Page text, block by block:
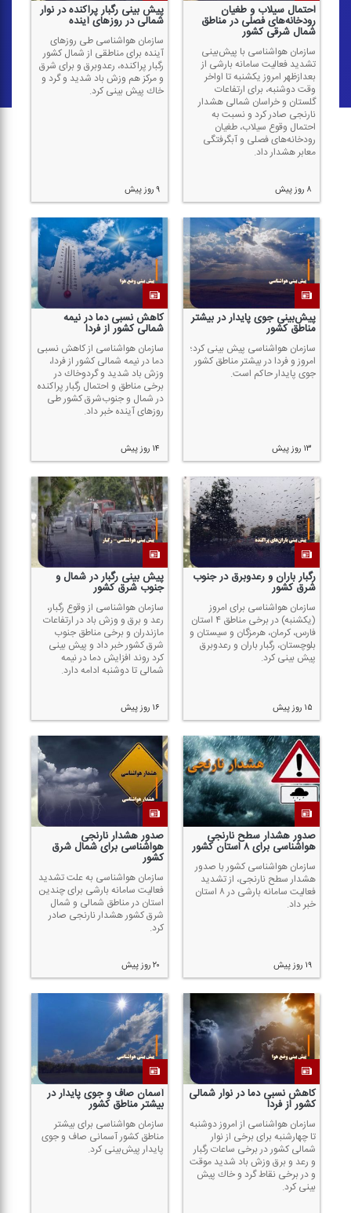
احتمال سیلاب و طغیان
رودخانه‌های فصلی در مناطق
شمال شرقی كشور
سازمان هواشناسی با پیش‌بینی
تشدید فعالیت سامانه بارشی از
بعدازظهر امروز یكشنبه تا اواخر
وقت دوشنبه، برای ارتفاعات
گلستان و خراسان شمالی هشدار
نارنجی صادر كرد و نسبت به
احتمال وقوع سیلاب، طغیان
رودخانه‌های فصلی و آبگرفتگی
معابر هشدار داد.
۸ روز پیش
پیش بینی رگبار پراكنده در نوار
شمالی در روز‌های آینده
سازمان هواشناسی طی روز‌های
آینده برای مناطقی از شمال كشور
رگبار پراكنده، رعدوبرق و برای شرق
و مركز هم وزش باد شدید و گرد و
خاك پیش بینی كرد.
۹ روز پیش
پیش‌بینی جوی پایدار در بیشتر
مناطق كشور
سازمان هواشناسی پیش بینی كرد؛
امروز و فردا در بیشتر مناطق كشور
جوی پایدار حاكم است.
۱۳ روز پیش
كاهش نسبی دما در نیمه
شمالی كشور از فردا
سازمان هواشناسی از كاهش نسبی
دما در نیمه شمالی كشور از فردا،
وزش باد شدید و گردوخاك در
برخی مناطق و احتمال رگبار پراكنده
در شمال و جنوب‌شرق كشور طی
روز‌های آینده خبر داد.
۱۴ روز پیش
رگبار باران و رعدوبرق در جنوب
شرق كشور
سازمان هواشناسی برای امروز
(یكشنبه) در برخی مناطق ۴ استان
فارس، كرمان، هرمزگان و سیستان و
بلوچستان، رگبار باران و رعدوبرق
پیش بینی كرد.
۱۵ روز پیش
پیش بینی رگبار در شمال و
جنوب شرق كشور
سازمان هواشناسی از وقوع رگبار،
رعد و برق و وزش باد در ارتفاعات
مازندران و برخی مناطق جنوب
شرق كشور خبر داد و پیش بینی
كرد روند افزایش دما در نیمه
شمالی تا دوشنبه ادامه دارد.
۱۶ روز پیش
صدور هشدار سطح نارنجی
هواشناسی برای ۸ استان كشور
سازمان هواشناسی كشور با صدور
هشدار سطح نارنجی، از تشدید
فعالیت سامانه بارشی در ۸ استان
خبر داد.
۱۹ روز پیش
صدور هشدار نارنجی
هواشناسی برای شمال شرق
كشور
سازمان هواشناسی به علت تشدید
فعالیت سامانه بارشی برای چندین
استان در مناطق شمالی و شمال
شرق كشور هشدار نارنجی صادر
كرد.
۲۰ روز پیش
كاهش نسبی دما در نوار شمالی
كشور از فردا
سازمان هواشناسی از امروز دوشنبه
تا چهارشنبه برای برخی از نوار
شمالی كشور در برخی ساعات رگبار
و رعد و برق وزش باد شدید موقت
و در برخی نقاط گرد و خاك پیش
بینی كرد.
آسمان صاف و جوی پایدار در
بیشتر مناطق كشور
سازمان هواشناسی برای بیشتر
مناطق كشور آسمانی صاف و جوی
پایدار پیش‌بینی كرد.